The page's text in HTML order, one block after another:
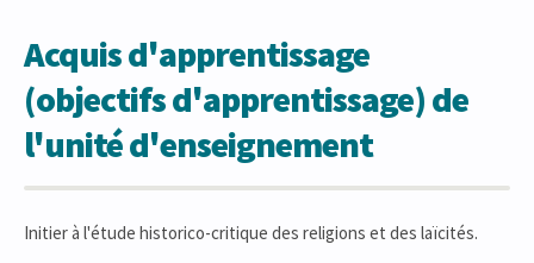
Acquis d'apprentissage
(objectifs d'apprentissage) de
l'unité d'enseignement
Initier à l'étude historico-critique des religions et des laïcités.